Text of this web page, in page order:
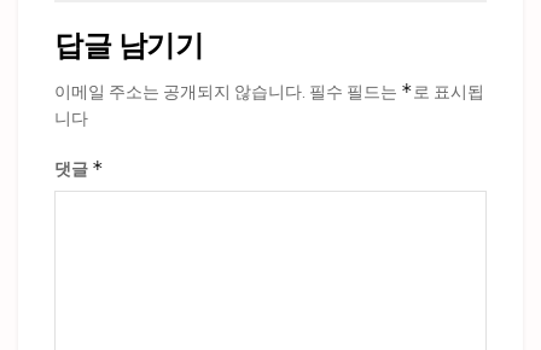
답글 남기기
이메일 주소는 공개되지 않습니다. 필수 필드는 *로 표시됩
니다
댓글 *